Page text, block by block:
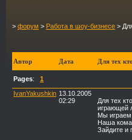
> форум > Работа в шоу-бизнесе >
Автор Дата Для тех
Pages: 1
IvanYakushkin 13.10.2005
02:29
Для тех
играющей
Мы
Наша
Зайдите и